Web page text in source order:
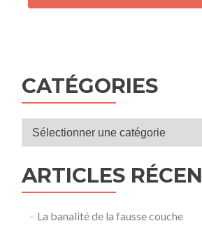
CATÉGORIES
Catégories
ARTICLES
La banalité de la fausse couche